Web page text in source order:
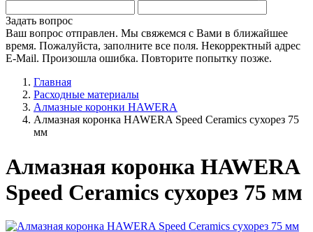
Задать вопрос
Ваш вопрос отправлен. Мы свяжемся с Вами в ближайшее
время. Пожалуйста, заполните все поля. Некорректный адрес
E-Mail. Произошла ошибка. Повторите попытку позже.
Главная
Расходные материалы
Алмазные коронки HAWERA
Алмазная коронка HAWERA Speed Ceramics сухорез 75
мм
Алмазная коронка HAWERA
Speed Ceramics сухорез 75 мм